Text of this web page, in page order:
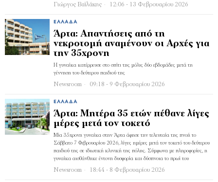
Γιώργος Βαϊλάκης 12:06 - 13 Φεβρουαρίου 2026
ΕΛΛΆΔΑ
Άρτα: Απαντήσεις από τη
νεκροτομή αναμένουν οι Αρχές για
την 35χρονη
Η γυναίκα κατέρρευσε στο σπίτι της μόλις δύο εβδομάδες μετά τη
γέννηση του δεύτερου παιδιού της
Newsroom 09:18 - 9 Φεβρουαρίου 2026
ΕΛΛΆΔΑ
Άρτα: Μητέρα 35 ετών πέθανε λίγες
μέρες μετά τον τοκετό
Μία 35χρονη γυναίκα στην Άρτα άφησε την τελευταία της πνοή το
Σάββατο 7 Φεβρουαρίου 2026, λίγες ημέρες μετά τον τοκετό του δεύτερου
παιδιού της σε ιδιωτική κλινική της πόλης. Σύμφωνα με πληροφορίες, η
γυναίκα αισθάνθηκε έντονη δυσφορία και δύσπνοια το πρωί του
Newsroom 18:44 - 8 Φεβρουαρίου 2026